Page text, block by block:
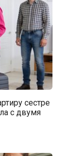
сестре
с двумя